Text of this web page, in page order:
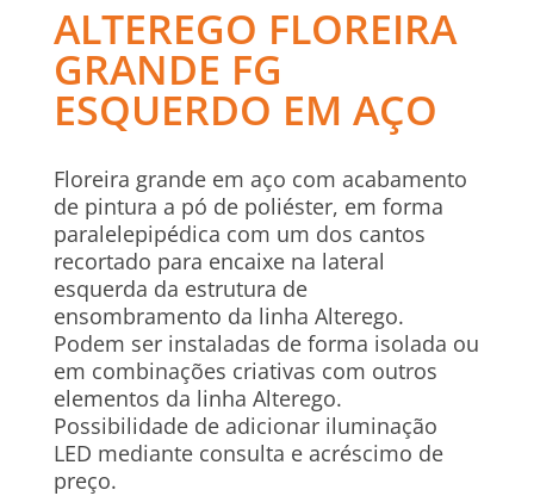
ALTEREGO FLOREIRA
GRANDE FG
ESQUERDO EM AÇO
Floreira grande em aço com acabamento
de pintura a pó de poliéster, em forma
paralelepipédica com um dos cantos
recortado para encaixe na lateral
esquerda da estrutura de
ensombramento da linha Alterego.
Podem ser instaladas de forma isolada ou
em combinações criativas com outros
elementos da linha Alterego.
Possibilidade de adicionar iluminação
LED mediante consulta e acréscimo de
preço.